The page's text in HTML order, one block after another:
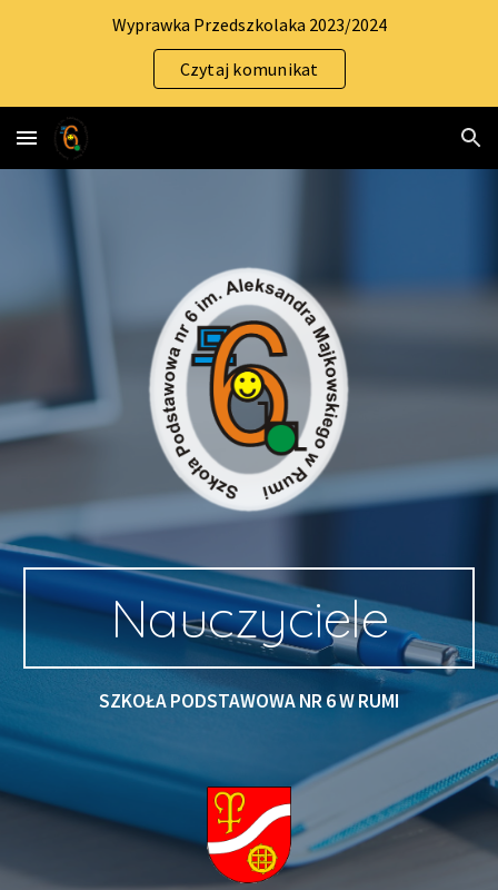
Skip to main content Skip to navigation
Wyprawka Przedszkolaka 2023/2024
Czytaj komunikat
Nauczyciele
SZKOŁA PODSTAWOWA NR 6 W RUMI